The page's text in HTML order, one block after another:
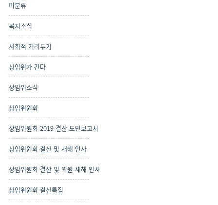
미분류
복지소식
사회적 거리두기
상임위가 간다
상임위소식
상임위원회
상임위원회 2019 결산 도민보고서
상임위원회 결산 및 새해 인사
상임위원회 결산 및 의원 새해 인사
상임위원회 결산특집